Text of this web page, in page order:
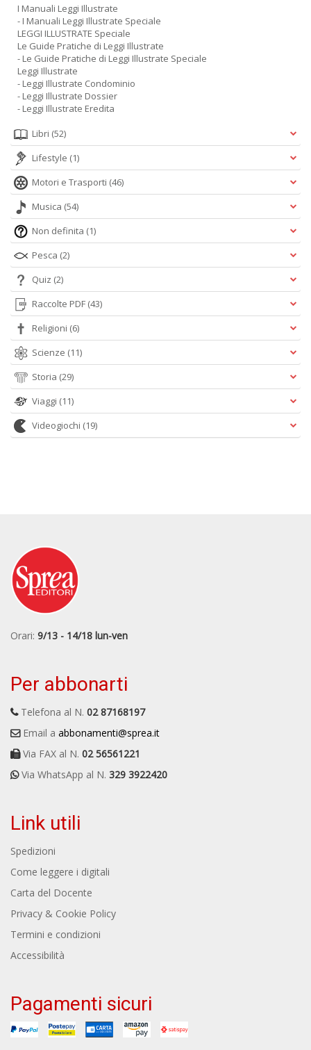
I Manuali Leggi Illustrate
- I Manuali Leggi Illustrate Speciale
LEGGI ILLUSTRATE Speciale
Le Guide Pratiche di Leggi Illustrate
- Le Guide Pratiche di Leggi Illustrate Speciale
Leggi Illustrate
- Leggi Illustrate Condominio
- Leggi Illustrate Dossier
- Leggi Illustrate Eredita
Libri (52)
Lifestyle (1)
Motori e Trasporti (46)
Musica (54)
Non definita (1)
Pesca (2)
Quiz (2)
Raccolte PDF (43)
Religioni (6)
Scienze (11)
Storia (29)
Viaggi (11)
Videogiochi (19)
Orari: 9/13 - 14/18 lun-ven
Per abbonarti
Telefona al N. 02 87168197
Email a abbonamenti@sprea.it
Via FAX al N. 02 56561221
Via WhatsApp al N. 329 3922420
Link utili
Spedizioni
Come leggere i digitali
Carta del Docente
Privacy & Cookie Policy
Termini e condizioni
Accessibilità
Pagamenti sicuri